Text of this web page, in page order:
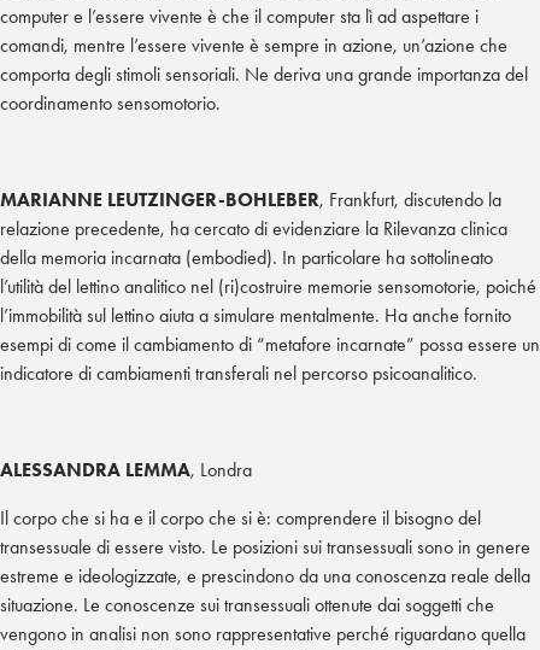
computer e l’essere vivente è che il computer sta lì ad aspettare i
comandi, mentre l’essere vivente è sempre in azione, un’azione che
comporta degli stimoli sensoriali. Ne deriva una grande importanza del
coordinamento sensomotorio.
MARIANNE LEUTZINGER-BOHLEBER, Frankfurt, discutendo la
relazione precedente, ha cercato di evidenziare la Rilevanza clinica
della memoria incarnata (embodied). In particolare ha sottolineato
l’utilità del lettino analitico nel (ri)costruire memorie sensomotorie, poiché
l’immobilità sul lettino aiuta a simulare mentalmente. Ha anche fornito
esempi di come il cambiamento di “metafore incarnate” possa essere un
indicatore di cambiamenti transferali nel percorso psicoanalitico.
ALESSANDRA LEMMA, Londra
Il corpo che si ha e il corpo che si è: comprendere il bisogno del
transessuale di essere visto. Le posizioni sui transessuali sono in genere
estreme e ideologizzate, e prescindono da una conoscenza reale della
situazione. Le conoscenze sui transessuali ottenute dai soggetti che
vengono in analisi non sono rappresentative perché riguardano quella